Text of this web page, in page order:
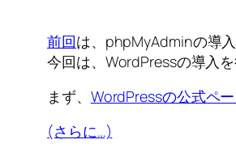
前回は、phpMyAdminの導入
今回は、WordPressの導入を
まず、 WordPressの公式ペ
(さらに…)